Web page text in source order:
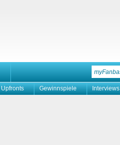
Upfronts Gewinnspiele Interviews